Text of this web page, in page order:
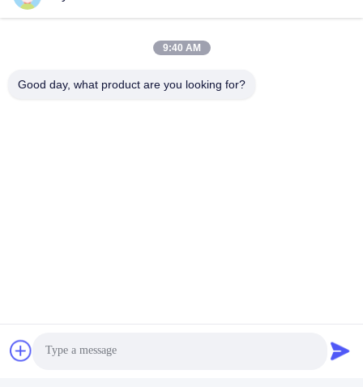
우리 주소
개인정보 보호 정책
9:40 AM
Good day, what product are you looking for?